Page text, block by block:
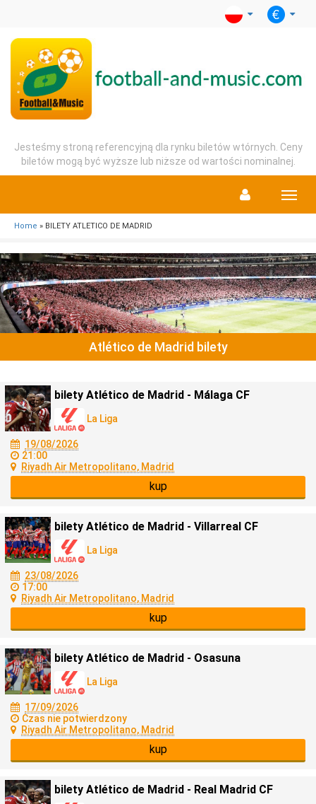
Jesteśmy stroną referencyjną dla rynku biletów wtórnych. Ceny
biletów mogą być wyższe lub niższe od wartości nominalnej.
Menu
Home » BILETY ATLETICO DE MADRID
Atlético de Madrid bilety
bilety Atlético de Madrid - Málaga CF
La Liga
19/08/2026
21:00
Riyadh Air Metropolitano, Madrid
kup
bilety Atlético de Madrid - Villarreal CF
La Liga
23/08/2026
17:00
Riyadh Air Metropolitano, Madrid
kup
bilety Atlético de Madrid - Osasuna
La Liga
17/09/2026
Czas nie potwierdzony
Riyadh Air Metropolitano, Madrid
kup
bilety Atlético de Madrid - Real Madrid CF